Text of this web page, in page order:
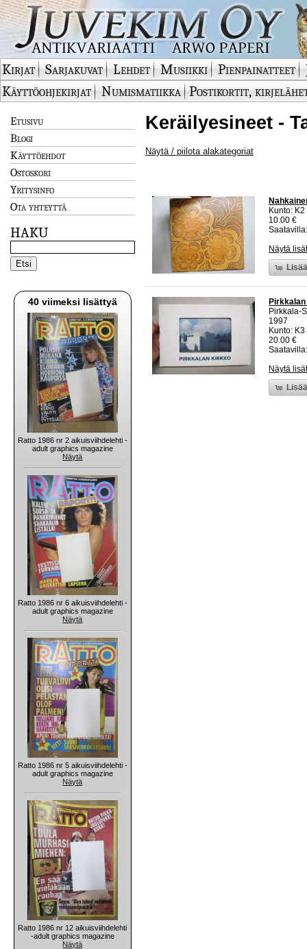
Kirjat Sarjakuvat Lehdet Musiikki Pienpainatteet
Käyttöohjekirjat
Numismatiikka Postikortit,
Etusivu
Blogi
Käyttöehdot
Ostoskori
Yritysinfo
Ota yhteyttä
HAKU
40 viimeksi lisättyä
Ratto 1986 nr 2 aikuisviihdelehti -
adult graphics magazine
Näytä
Ratto 1986 nr 6 aikuisviihdelehti -
adult graphics magazine
Näytä
Ratto 1986 nr 5 aikuisviihdelehti -
adult graphics magazine
Näytä
Ratto 1986 nr 12 aikuisviihdelehti
-adult graphics magazine
Näytä
Keräilyesineet -
Näytä / piilota alakategoriat
Kunto:
10.00 €
Näytä
Pirkkala-
1997
Kunto:
20.00 €
Näytä